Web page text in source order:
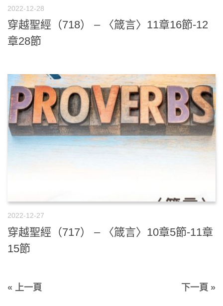
2022-12-28
穿越聖經（718） – 〈箴言〉11章16節-12
章28節
2022-12-27
穿越聖經（717） – 〈箴言〉10章5節-11章
15節
« 上一頁 下一頁 »